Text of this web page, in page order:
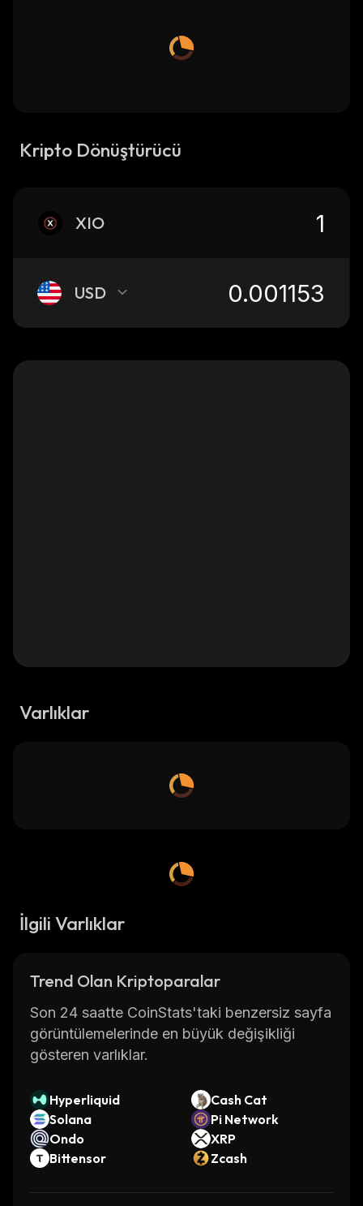
Kripto Dönüştürücü
XIO
USD
Varlıklar
İlgili Varlıklar
Trend Olan Kriptoparalar
Son 24 saatte CoinStats'taki benzersiz sayfa
görüntülemelerinde en büyük değişikliği
gösteren varlıklar.
Hyperliquid
Cash Cat
Solana
Pi Network
Ondo
XRP
Bittensor
Zcash